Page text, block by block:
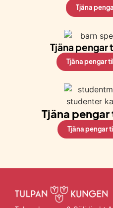
Tjäna
Tjäna pengar
Tjäna pengar
Tjäna
Tjäna pengar